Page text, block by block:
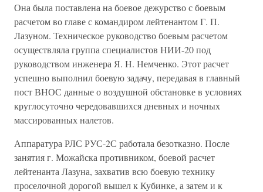
Она была поставлена на боевое дежурство с боевым
расчетом во главе с командиром лейтенантом Г. П.
Лазуном. Техническое руководство боевым расчетом
осуществляла группа специалистов НИИ-20 под
руководством инженера Я. Н. Немченко. Этот расчет
успешно выполнил боевую задачу, передавая в главный
пост ВНОС данные о воздушной обстановке в условиях
круглосуточно чередовавшихся дневных и ночных
массированных налетов.
Аппаратура РЛС РУС-2С работала безотказно. После
занятия г. Можайска противником, боевой расчет
лейтенанта Лазуна, захватив всю боевую технику
проселочной дорогой вышел к Кубинке, а затем и к